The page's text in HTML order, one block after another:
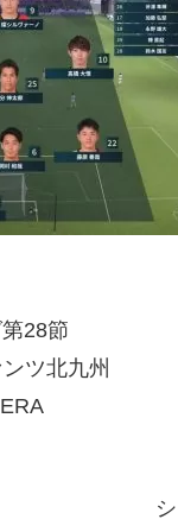
28節
ツ北九州